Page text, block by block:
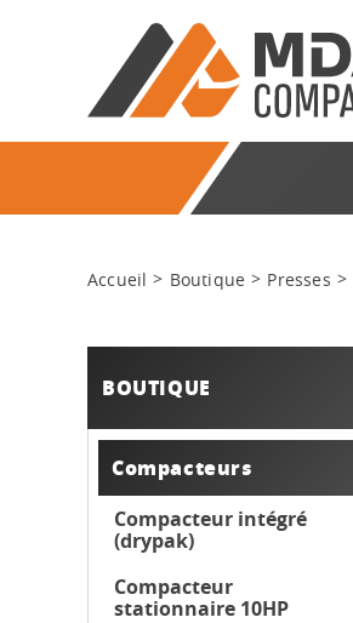
Accueil Boutique Presses
BOUTIQUE
Compacteurs
Compacteur intégré
(drypak)
Compacteur
stationnaire 10HP